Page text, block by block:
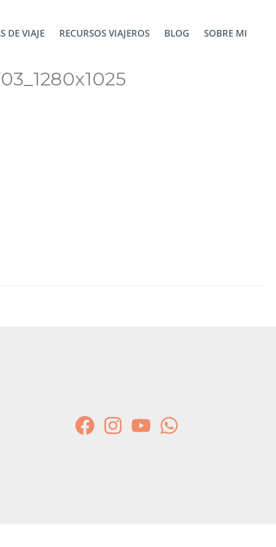
DE VIAJE RECURSOS VIAJEROS BLOG SOBRE MI